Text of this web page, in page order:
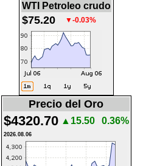
WTI Petroleo crudo
$75.20 ▼-0.03%
Precio del Oro
$4320.70 ▲15.50 0.36%
2026.08.06